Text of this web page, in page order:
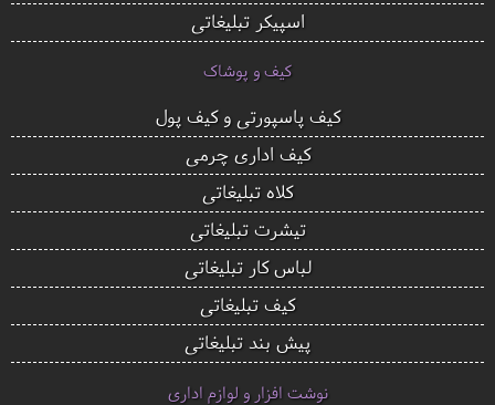
اسپیکر تبلیغاتی
کیف و پوشاک
کیف پاسپورتی و کیف پول
کیف اداری چرمی
کلاه تبلیغاتی
تیشرت تبلیغاتی
لباس کار تبلیغاتی
کیف تبلیغاتی
پیش بند تبلیغاتی
نوشت افزار و لوازم اداری